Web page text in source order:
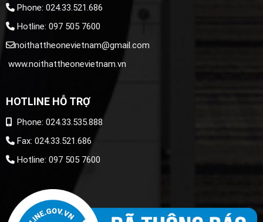
Phone: 024.33.521.686
Hotline: 097 505 7600
noithattheonevietnam@gmail.com
www.noithattheonevietnam.vn
HOTLINE HỖ TRỢ
Phone: 024.33.535.888
Fax: 024.33.521.686
Hotline: 097 505 7600